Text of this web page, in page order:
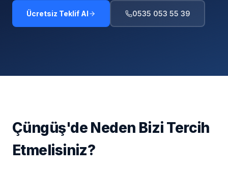
Ücretsiz Teklif Al 0535 053 55 39
Çüngüş'de Neden Bizi Tercih
Etmelisiniz?